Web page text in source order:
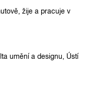
žije a pracuje v
umění a designu, Ústí